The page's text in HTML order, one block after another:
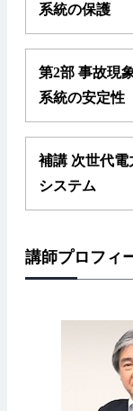
系統の保護
第2部 事故現
系統の安定性
補講 次世代
システム
講師プロフィ